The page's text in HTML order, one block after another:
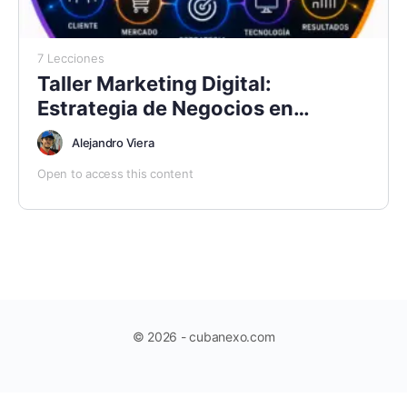
7 Lecciones
Taller Marketing Digital:
Estrategia de Negocios en
Entornos Web
Alejandro Viera
Open to access this content
© 2026 - cubanexo.com